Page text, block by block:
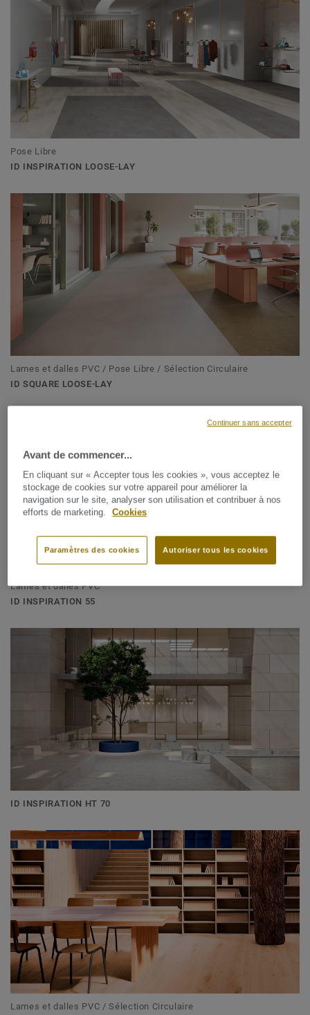
Pose Libre
ID INSPIRATION LOOSE-LAY
Lames et dalles PVC / Pose Libre / Sélection Circulaire
ID SQUARE LOOSE-LAY
Lames et dalles PVC
ID INSPIRATION 55
ID INSPIRATION HT 70
Lames et dalles PVC / Sélection Circulaire
Avant de commencer...
En cliquant sur « Accepter tous les cookies », vous acceptez le
stockage de cookies sur votre appareil pour améliorer la
navigation sur le site, analyser son utilisation et contribuer à nos
efforts de marketing.
Cookies
Autoriser tous les cookies
Paramètres des cookies
Continuer sans accepter